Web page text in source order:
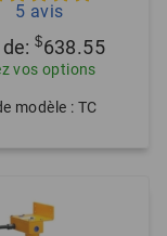
5 avis
de:$638.55
vos options
modèle : TC